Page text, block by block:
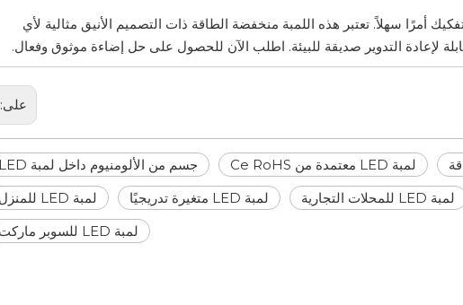
أمرًا سهلاً. تعتبر هذه اللمبة منخفضة الطاقة ذات التصميم الأنيق مثالية لأي
لإعادة التدوير صديقة للبيئة. اطلب الآن للحصول على حل إضاءة موثوق وفعال.
على:
جسم من الألومنيوم داخل لمبة LED لمبة LED معتمدة من Ce RoHS
لمبة LED للمنزل
لمبة LED متغيرة تدريجيًا لمبة LED للمحلات التجارية
لمبة LED للسوبر ماركت